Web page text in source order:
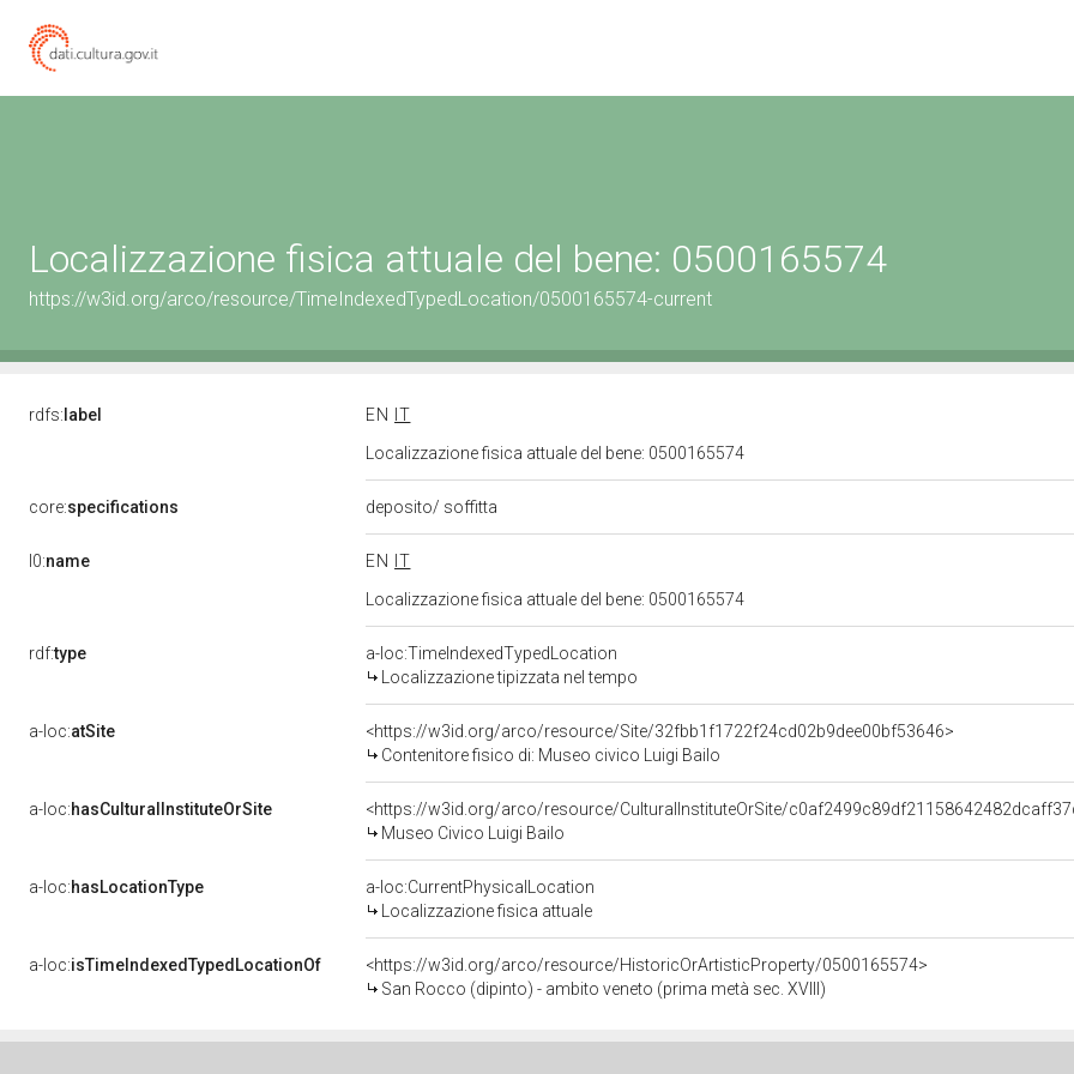
Localizzazione fisica attuale del bene: 0500165574
https://w3id.org/arco/resource/TimeIndexedTypedLocation/0500165574-current
rdfs: label EN
IT
Localizzazione fisica attuale del bene: 0500165574
core:specifications deposito/ soffitta
l0:name EN
IT
Localizzazione fisica attuale del bene: 0500165574
rdf:type
a-loc:TimeIndexedTypedLocation
Localizzazione tipizzata nel tempo
a-loc:atSite
<https://w3id.org/arco/resource/Site/32fbb1f1722f24cd02b9dee00bf53646>
Contenitore fisico di: Museo civico Luigi Bailo
a-loc:hasCulturalInstituteOrSite
<https://w3id.org/arco/resource/CulturalInstituteOrSite/
Museo Civico Luigi Bailo
a-loc:hasLocationType
a-loc:CurrentPhysicalLocation
Localizzazione fisica attuale
a-loc:isTimeIndexedTypedLocationOf
<https://w3id.org/arco/resource/HistoricOrArtisticProperty/0500165574>
San Rocco (dipinto) - ambito veneto (prima metà sec. XVIII)